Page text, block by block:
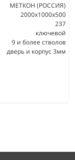
МЕТКОН (РОССИЯ)
2000х1000х500
237
ключевой
9 и более стволов
дверь и корпус 3мм